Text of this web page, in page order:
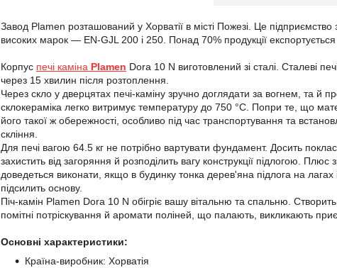
Завод Plamen розташований у Хорватії в місті Пожезі. Це
високих марок — EN-GJL 200 і 250. Понад 70% продукції
Корпус печі каміна Plamen Dora 10 N виготовлений зі сталі. Сталеві
через 15 хвилин після розтоплення.
Через скло у дверцятах печі-каміну зручно доглядати за вогнем, та й
склокераміка легко витримує температуру до 750 °C. Попри те, що
його такої ж обережності, особливо під час транспортування та
скління.
Для печі вагою 64.5 кг не потрібно вартувати фундамент. Досить
захистить від загоряння й розподілить вагу конструкції підлогою.
доведеться виконати, якщо в будинку тонка дерев'яна підлога на
підсилить основу.
Піч-камін Plamen Dora 10 N обігріє вашу вітальню та спальню.
помітні потріскування й аромати поліней, що палають, викликають
Основні характеристики:
Країна-виробник: Хорватія